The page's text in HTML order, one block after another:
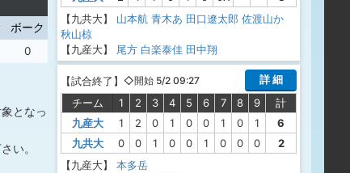
ボーク
0
となっ
い。
【九共大】
山本航 青木あ 田口遼太郎 佐渡山か
秋山椋
【九産大】
尾方 白楽泰佳 田中翔
【試合終了】 ◇開始 5/2 09:27
詳 細
チーム
1 2 3 4 5 6 7 8 9
計
九産大
1 2 0 1 0 0 1 0 1
6
九共大
0 0 1 0 0 1 0 0 0
2
【九産大】
本多岳